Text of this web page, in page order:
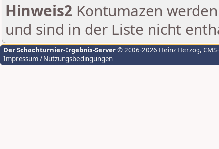
Hinweis2 Kontumazen
und sind in der Liste nicht
Der Schachturnier-Ergebnis-Server© 2006-2026 Heinz Herzog,
Impressum / Nutzungsbedingungen